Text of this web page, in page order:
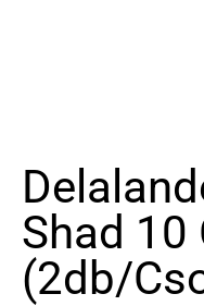
Shad 10
(2db/